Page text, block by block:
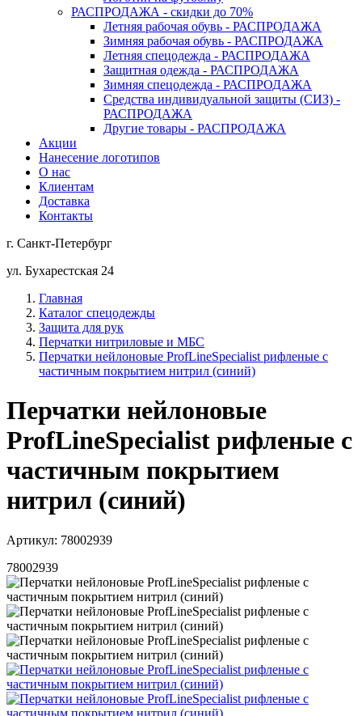
РАСПРОДАЖА - скидки до 70%
Летняя рабочая обувь - РАСПРОДАЖА
Зимняя рабочая обувь - РАСПРОДАЖА
Летняя спецодежда - РАСПРОДАЖА
Защитная одежда - РАСПРОДАЖА
Зимняя спецодежда - РАСПРОДАЖА
Средства индивидуальной защиты (СИЗ) -
РАСПРОДАЖА
Другие товары - РАСПРОДАЖА
Акции
Нанесение логотипов
О нас
Клиентам
Доставка
Контакты
г. Санкт-Петербург
ул. Бухарестская 24
Главная
Каталог спецодежды
Защита для рук
Перчатки нитриловые и МБС
Перчатки нейлоновые ProfLineSpecialist рифленые с
частичным покрытием нитрил (синий)
Перчатки нейлоновые
ProfLineSpecialist рифленые с
частичным покрытием
нитрил (синий)
Артикул: 78002939
78002939